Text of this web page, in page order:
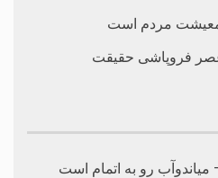
معیشت مردم است
فروپاشی حقیقت
رو به اتمام است